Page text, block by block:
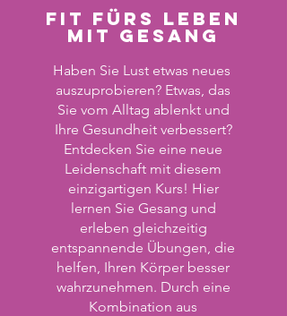
FIT FÜRS LEBEN
MIT gESANG
Haben Sie Lust etwas neues
auszuprobieren? Etwas, das
Sie vom Alltag ablenkt und
Ihre Gesundheit verbessert?
Entdecken Sie eine neue
Leidenschaft mit diesem
einzigartigen Kurs! Hier
lernen Sie Gesang und
erleben gleichzeitig
entspannende Übungen, die
helfen, Ihren Körper besser
wahrzunehmen. Durch eine
Kombination aus